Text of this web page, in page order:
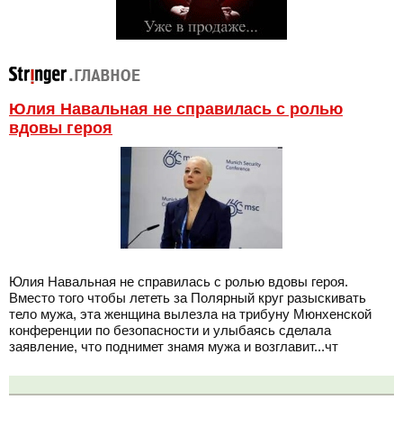
Юлия Навальная не справилась с ролью
вдовы героя
Юлия Навальная не справилась с ролью вдовы героя.
Вместо того чтобы лететь за Полярный круг разыскивать
тело мужа, эта женщина вылезла на трибуну Мюнхенской
конференции по безопасности и улыбаясь сделала
заявление, что поднимет знамя мужа и возглавит...чт